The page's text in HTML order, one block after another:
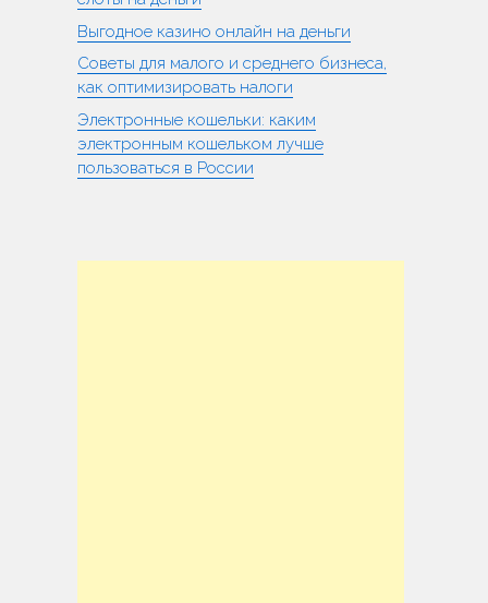
Выгодное казино онлайн на деньги
Советы для малого и среднего бизнеса,
как оптимизировать налоги
Электронные кошельки: каким
электронным кошельком лучше
пользоваться в России